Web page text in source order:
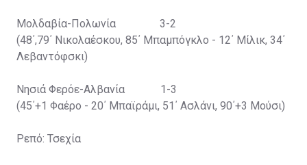
Μολδαβία-Πολωνία 3-2
(48΄,79΄ Νικολαέσκου, 85΄ Μπαμπόγκλο - 12΄ Μίλικ, 34΄
Λεβαντόφσκι)
Νησιά Φερόε-Αλβανία 1-3
(45΄+1 Φαέρο - 20΄ Μπαϊράμι, 51΄ Ασλάνι, 90΄+3 Μούσι)
Ρεπό: Τσεχία